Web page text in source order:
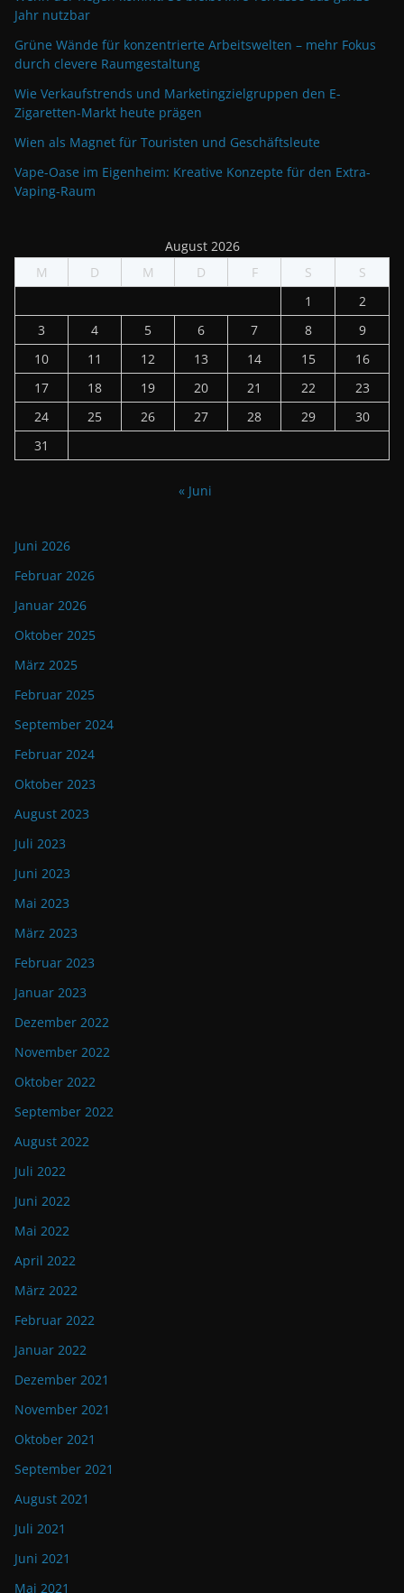
Jahr nutzbar
Grüne Wände für konzentrierte Arbeitswelten – mehr Fokus
durch clevere Raumgestaltung
Wie Verkaufstrends und Marketingzielgruppen den E-
Zigaretten-Markt heute prägen
Wien als Magnet für Touristen und Geschäftsleute
Vape-Oase im Eigenheim: Kreative Konzepte für den Extra-
Vaping-Raum
August 2026
M
D M D F S
S
1
2
3
4 5 6 7 8
9
10
11 12 13 14 15
16
17
18 19 20 21 22
23
24
25 26 27 28 29
30
31
« Juni
Juni 2026
Februar 2026
Januar 2026
Oktober 2025
März 2025
Februar 2025
September 2024
Februar 2024
Oktober 2023
August 2023
Juli 2023
Juni 2023
Mai 2023
März 2023
Februar 2023
Januar 2023
Dezember 2022
November 2022
Oktober 2022
September 2022
August 2022
Juli 2022
Juni 2022
Mai 2022
April 2022
März 2022
Februar 2022
Januar 2022
Dezember 2021
November 2021
Oktober 2021
September 2021
August 2021
Juli 2021
Juni 2021
Mai 2021